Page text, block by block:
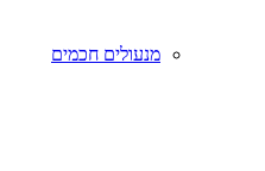
מנעולים חכמים